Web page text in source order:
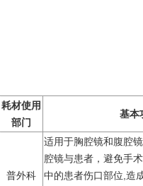
耗材使用
部门
基本
普外科
适用于胸腔镜和腹腔
腔镜与患者，避免手
中的患者伤口部位,造